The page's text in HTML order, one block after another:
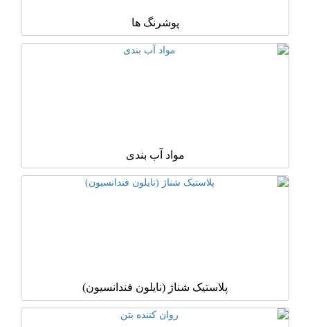
پوشرنگ ها
مواد آب بندی
پلاستیک شناژ (نایلون فندانسیون)